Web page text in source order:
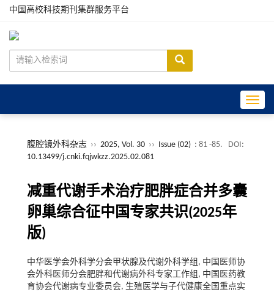
中国高校科技期刊集群服务平台
腹腔镜外科杂志 ›› 2025, Vol. 30 ›› Issue (02) : 81 -85.
DOI:
10.13499/j.cnki.fqjwkzz.2025.02.081
减重代谢手术治疗肥胖症合并多囊
卵巢综合征中国专家共识(2025年
版)
中华医学会外科学分会甲状腺及代谢外科学组, 中国医师协
会外科医师分会肥胖和代谢病外科专家工作组, 中国医药教
育协会代谢病专业委员会, 生殖医学与子代健康全国重点实